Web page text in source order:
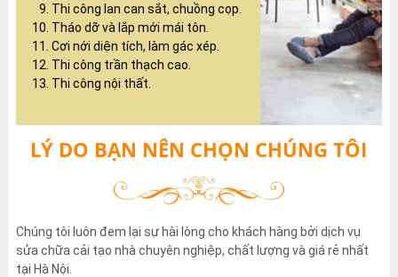
Thi công lan can sắt, chuồng cọp.
Tháo dỡ và lắp mới mái tôn.
Cơi nới diện tích, làm gác xép.
Thi công trần thạch cao.
Thi công nội thất.
LÝ DO BẠN NÊN CHỌN CHÚNG TÔI
Chúng tôi luôn đem lại sự hài lòng cho khách hàng bởi dịch vụ
sửa chữa cải tạo nhà chuyên nghiệp, chất lượng và giá rẻ nhất
tại Hà Nội.